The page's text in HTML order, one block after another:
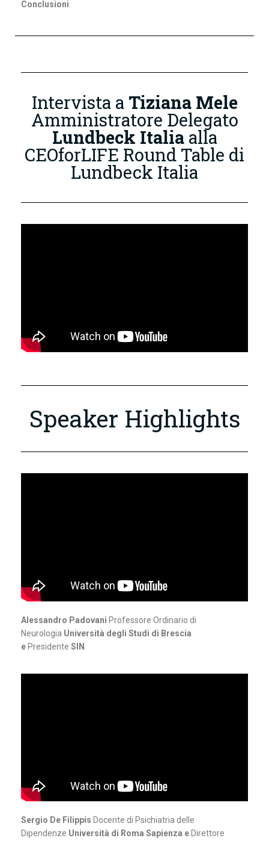
Conclusioni
Intervista a Tiziana Mele
Amministratore Delegato
Lundbeck Italiaalla
CEOforLIFE Round Table di
Lundbeck Italia
Speaker Highlights
Alessandro Padovani Professore Ordinario di
Neurologia Università degli Studi di Brescia
e Presidente SIN
Sergio De Filippis Docente di Psichiatria delle
Dipendenze Università di Roma Sapienza e Direttore